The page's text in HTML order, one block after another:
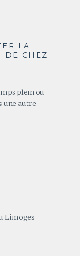
LA
DE CHEZ
plein ou
une autre
Limoges